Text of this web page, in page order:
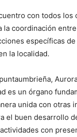
con todos los
la coordinación
específicas de
la localidad.
es un órgano
unida con otras
el buen desarrollo
con